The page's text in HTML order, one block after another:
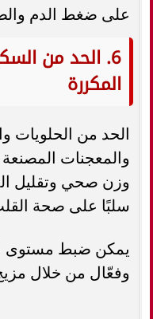
على ضغط الدم
6. الحد من
المكررة
الحد من الحلويات
والمعجنات
وزن صحي وتقليل
سلبًا على صحة
يمكن ضبط مستوى
وفعّال من خلال